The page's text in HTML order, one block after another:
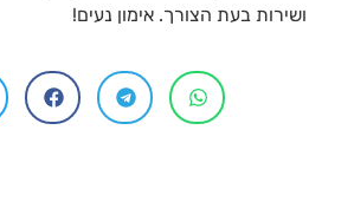
ושירות בעת הצורך. אימון נעים!